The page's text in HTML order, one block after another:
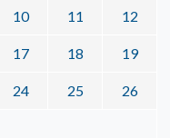
10 11 12
17 18 19
24 25 26